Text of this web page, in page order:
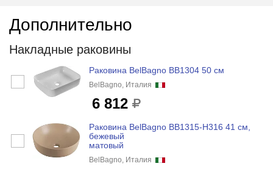
Дополнительно
Накладные раковины
Раковина BelBagno BB1304 50 см
BelBagno, Италия
6 812
Раковина BelBagno BB1315-H316 41 см,
бежевый
матовый
BelBagno, Италия